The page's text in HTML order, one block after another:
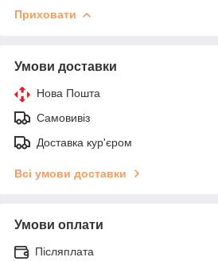
Приховати
Умови доставки
Нова Пошта
Самовивіз
Доставка кур'єром
Всі умови доставки
Умови оплати
Післяплата